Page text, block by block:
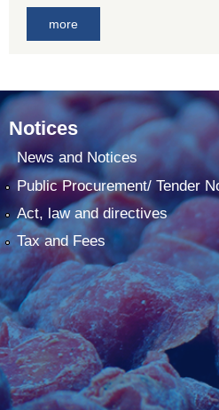
more
Notices
News and Notices
Public Procurement/ Tender
Act, law and directives
Tax and Fees